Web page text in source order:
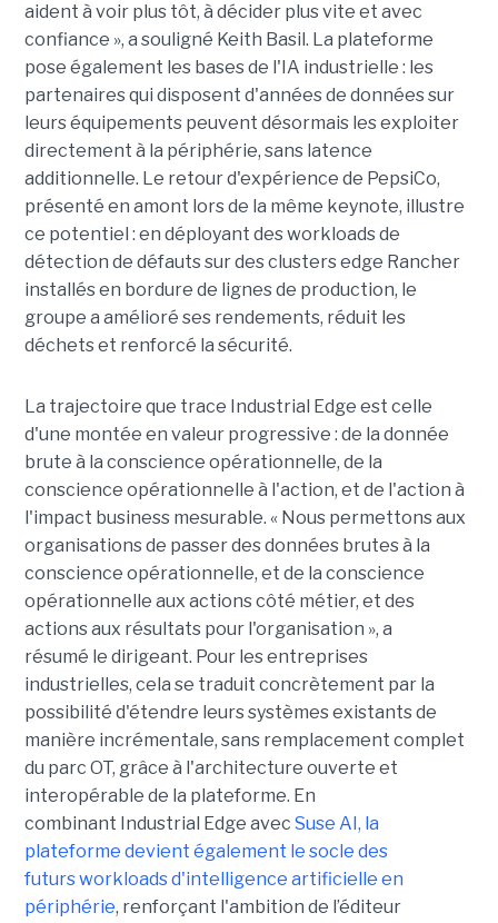
aident à voir plus tôt, à décider plus vite et avec
confiance », a souligné Keith Basil. La plateforme
pose également les bases de l'IA industrielle : les
partenaires qui disposent d'années de données sur
leurs équipements peuvent désormais les exploiter
directement à la périphérie, sans latence
additionnelle. Le retour d'expérience de PepsiCo,
présenté en amont lors de la même keynote, illustre
ce potentiel : en déployant des workloads de
détection de défauts sur des clusters edge Rancher
installés en bordure de lignes de production, le
groupe a amélioré ses rendements, réduit les
déchets et renforcé la sécurité.
La trajectoire que trace Industrial Edge est celle
d'une montée en valeur progressive : de la donnée
brute à la conscience opérationnelle, de la
conscience opérationnelle à l'action, et de l'action à
l'impact business mesurable. « Nous permettons aux
organisations de passer des données brutes à la
conscience opérationnelle, et de la conscience
opérationnelle aux actions côté métier, et des
actions aux résultats pour l'organisation », a
résumé le dirigeant. Pour les entreprises
industrielles, cela se traduit concrètement par la
possibilité d'étendre leurs systèmes existants de
manière incrémentale, sans remplacement complet
du parc OT, grâce à l'architecture ouverte et
interopérable de la plateforme. En
combinant Industrial Edge avec Suse AI, la
plateforme devient également le socle des
futurs workloads d'intelligence artificielle en
périphérie, renforçant l'ambition de l’éditeur